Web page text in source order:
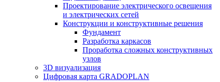
Проектирование электрического освещения
и электрических сетей
Конструкции и конструктивные решения
Фундамент
Разработка каркасов
Проработка сложных конструктивных
узлов
3D визуализация
Цифровая карта GRADOPLAN